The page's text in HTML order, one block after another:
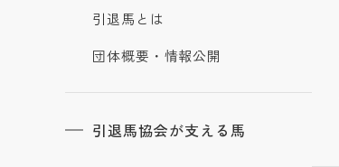
引退馬とは
団体概要・情報公開
引退馬協会が支える馬